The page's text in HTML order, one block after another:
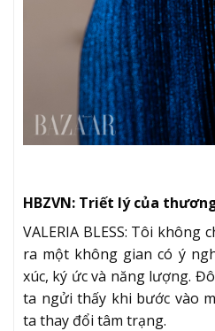
HBZVN: Triết lý của
VALERIA BLESS: Tôi không
ra một không gian có ý
xúc, ký ức và năng lượng.
ta ngửi thấy khi bước vào
ta thay đổi tâm trạng.